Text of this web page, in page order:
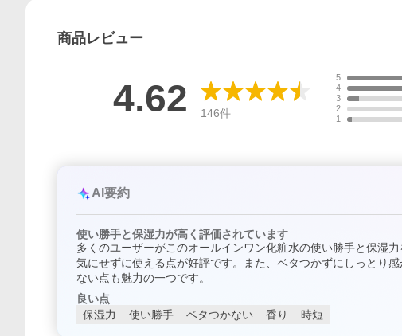
商品レビュー
4.62 146件
5
4
3
2
1
AI要約
使い勝手と保湿力が高く評価されています
多くのユーザーがこのオールインワン化粧水の使い勝手と保湿
気にせずに使える点が好評です。また、ベタつかずにしっとり
ない点も魅力の一つです。
良い点
保湿力
使い勝手 ベタつかない 香り 時短